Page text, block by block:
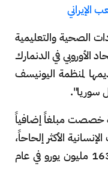
الإيراني
الإمدادات الصحية والتعليمية
الأوروبي في الدنمارك
لمنظمة اليونيسف
سوريا".
خصصت مبلغاً إضافياً
الإنسانية الأكثر إلحاحاً،
مما رفع إجمالي الدعم الإنساني إلى 163 مليون يورو في عام